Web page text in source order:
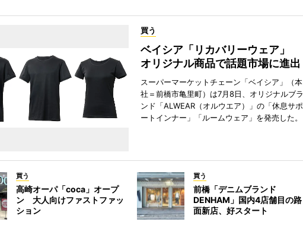
買う
ベイシア「リカバリーウェア」
オリジナル商品で話題市場に進出
スーパーマーケットチェーン「ベイシア」（本
社＝前橋市亀里町）は7月8日、オリジナルブラ
ンド「ALWEAR（オルウエア）」の「休息サポ
ートインナー」「ルームウェア」を発売した。
買う
高崎オーパ「coca」オープ
ン 大人向けファストファッ
ション
買う
前橋「デニムブランド
DENHAM」国内4店舗目の路
面新店、好スタート